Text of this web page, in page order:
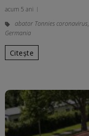
acum 5 ani
abator Tonnies coronavirus,
Germania
Citește